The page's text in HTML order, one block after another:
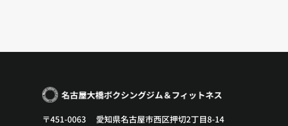
〒451-0063 愛知県名古屋市西区押切2丁目8-14